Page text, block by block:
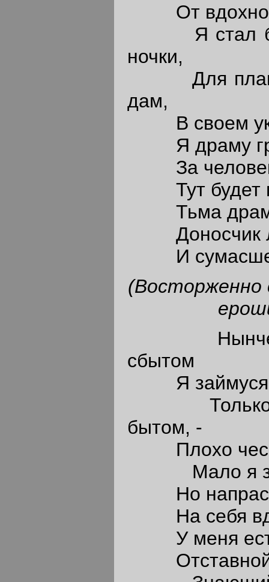
От
Я стал
ночки,
Для плакс
дам,
В своем
Я драму
За
Тут будет
Тьма
Доносчик
И
(Восторженно
Нынче ж
сбытом
Я займуся
Только
бытом, -
Плохо
Мало я
Но
На себя
У меня есть
Отставной